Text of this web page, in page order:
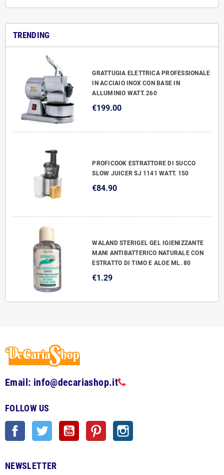
TRENDING
GRATTUGIA ELETTRICA PROFESSIONALE
IN ACCIAIO INOX CON BASE IN
ALLUMINIO WATT. 260
€199.00
PROFICOOK ESTRATTORE DI SUCCO
SLOW JUICER SJ 1141 WATT. 150
€84.90
WALAND STERIGEL GEL IGIENIZZANTE
MANI ANTIBATTERICO NATURALE CON
ESTRATTO DI TIMO E ALOE ML. 80
€1.29
Email: info@decariashop.it
FOLLOW US
Facebook Twitter YouTube Pinterest
NEWSLETTER